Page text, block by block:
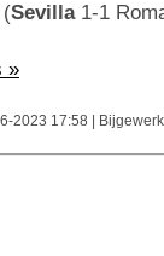
(Sevilla1-1
»
2023 17:58 |